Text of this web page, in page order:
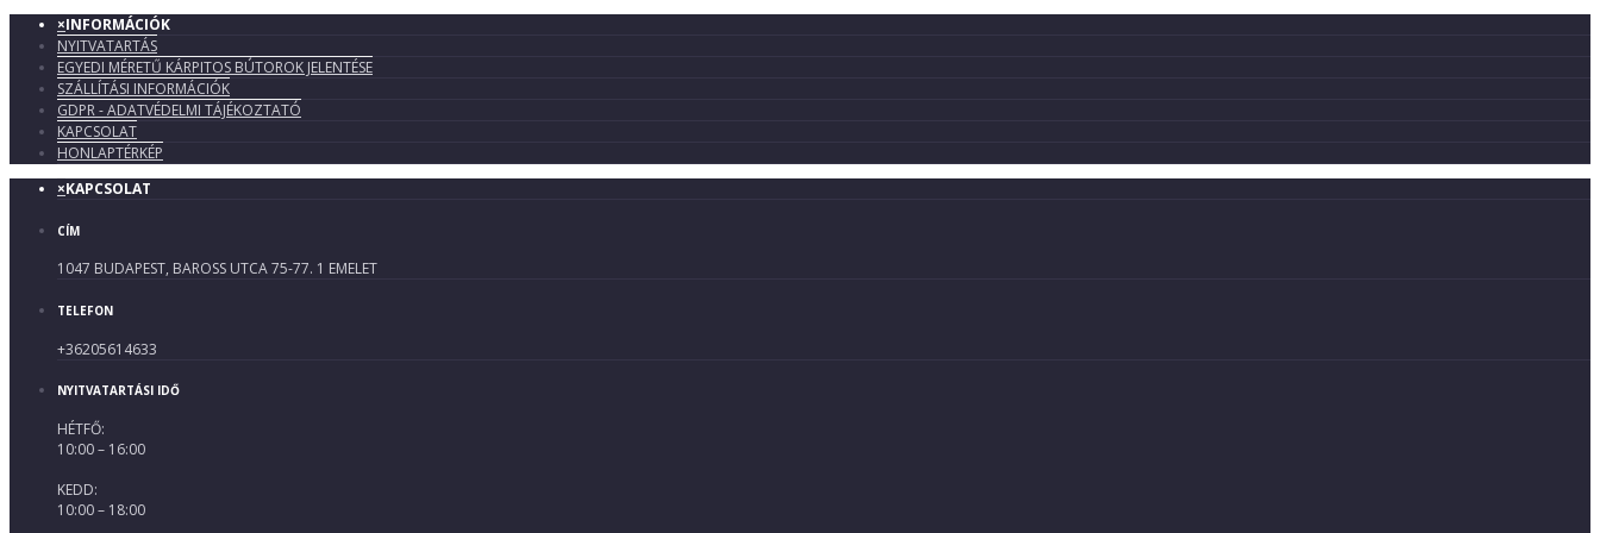
×INFORMÁCIÓK
NYITVATARTÁS
EGYEDI MÉRETŰ KÁRPITOS BÚTOROK JELENTÉSE
SZÁLLÍTÁSI INFORMÁCIÓK
GDPR - ADATVÉDELMI TÁJÉKOZTATÓ
KAPCSOLAT
HONLAPTÉRKÉP
×KAPCSOLAT
CÍM
1047 BUDAPEST, BAROSS UTCA 75-77. 1 EMELET
TELEFON
+36205614633
NYITVATARTÁSI IDŐ
HÉTFŐ:
10:00 – 16:00
KEDD:
10:00 – 18:00